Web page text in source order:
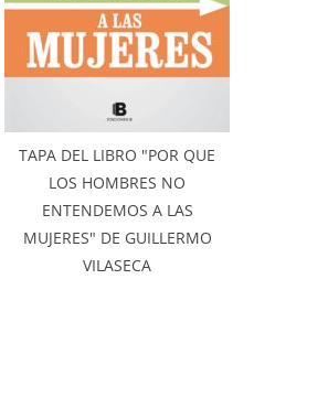
TAPA DEL LIBRO "POR QUE
LOS HOMBRES NO
ENTENDEMOS A LAS
MUJERES" DE GUILLERMO
VILASECA